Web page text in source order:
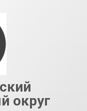
округ